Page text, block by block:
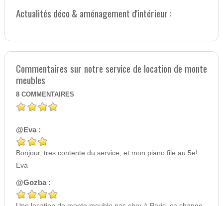
Actualités déco & aménagement d'intérieur :
Commentaires sur notre service de location de monte
meubles
8 COMMENTAIRES
@Eva :
Bonjour, tres contente du service, et mon piano file au 5e!
Eva
@Gozba :